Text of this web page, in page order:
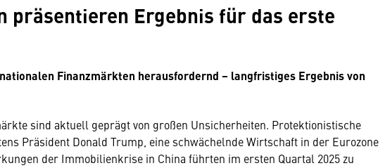
präsentieren Ergebnis für das erste
Finanzmärkten herausfordernd – langfristiges Ergebnis von
sind aktuell geprägt von großen Unsicherheiten. Protektionistische
Präsident Donald Trump, eine schwächelnde Wirtschaft in der Eurozone
der Immobilienkrise in China führten im ersten Quartal 2025 zu